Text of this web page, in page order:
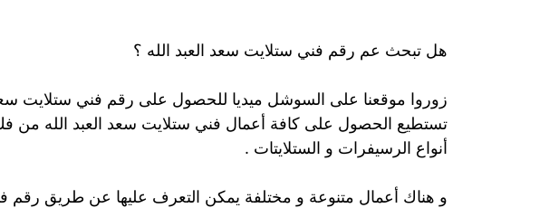
هل تبحث عم رقم فني ستلايت سعد العبد الله ؟
زوروا موقعنا على السوشل ميديا للحصول على رقم فني ستلايت سعد
تستطيع الحصول على كافة أعمال فني ستلايت سعد العبد الله من
أنواع الرسيفرات و الستلايتات .
و هناك أعمال متنوعة و مختلفة يمكن التعرف عليها عن طريق رقم